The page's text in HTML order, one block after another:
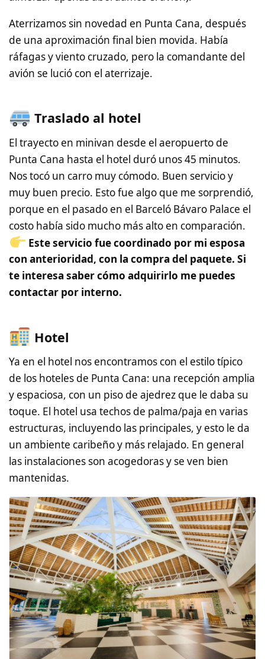
Aterrizamos sin novedad en Punta Cana, después
de una aproximación final bien movida. Había
ráfagas y viento cruzado, pero la comandante del
avión se lució con el aterrizaje.
Traslado al hotel
El trayecto en minivan desde el aeropuerto de
Punta Cana hasta el hotel duró unos 45 minutos.
Nos tocó un carro muy cómodo. Buen servicio y
muy buen precio. Esto fue algo que me sorprendió,
porque en el pasado en el Barceló Bávaro Palace el
costo había sido mucho más alto en comparación.
Este servicio fue coordinado por mi esposa
con anterioridad, con la compra del paquete. Si
te interesa saber cómo adquirirlo me puedes
contactar por interno.
Hotel
Ya en el hotel nos encontramos con el estilo típico
de los hoteles de Punta Cana: una recepción amplia
y espaciosa, con un piso de ajedrez que le daba su
toque. El hotel usa techos de palma/paja en varias
estructuras, incluyendo las principales, y esto le da
un ambiente caribeño y más relajado. En general
las instalaciones son acogedoras y se ven bien
mantenidas.